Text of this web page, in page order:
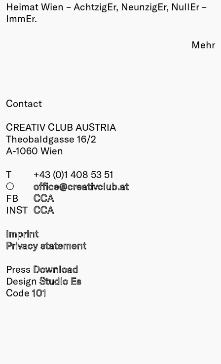
Heimat Wien – AchtzigEr, NeunzigEr, NullEr –
ImmEr.
Mehr
Contact
CREATIV CLUB AUSTRIA
Theobaldgasse 16/2
A-1060 Wien
T
+43 (0)1 408 53 51
○
office@creativclub.at
FB
CCA
INST CCA
Imprint
Privacy statement
Press Download
Design Studio Es
Code 101